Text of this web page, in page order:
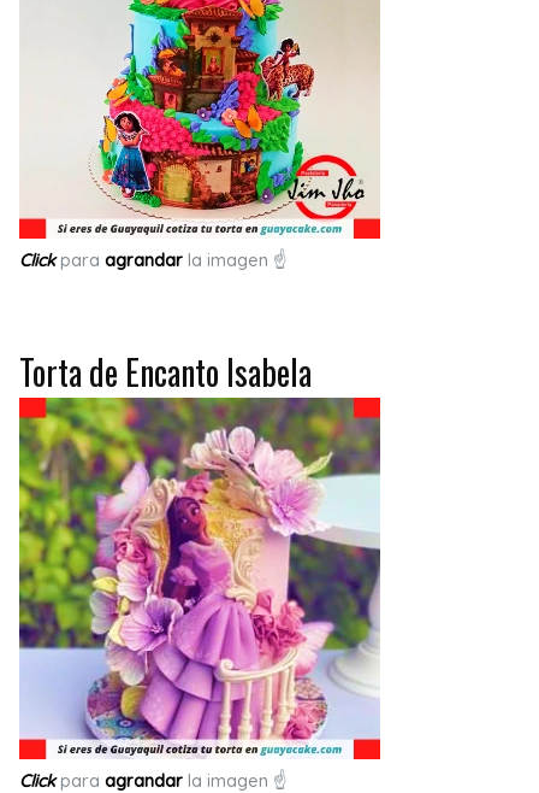
Clickpara agrandar la imagen ☝
Torta de Encanto Isabela
Clickpara agrandar la imagen ☝